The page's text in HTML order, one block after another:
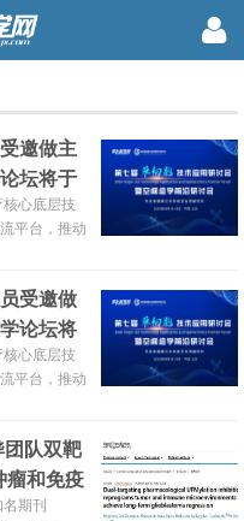
邀做主
坛将于
心底层技
平台，推动
联合中国医
列论坛
三角到西部
床医师、生
受邀做
论坛将
心底层技
平台，推动
联合中国医
列论坛
三角到西部
床医师、生
队双靶
和免疫
期刊